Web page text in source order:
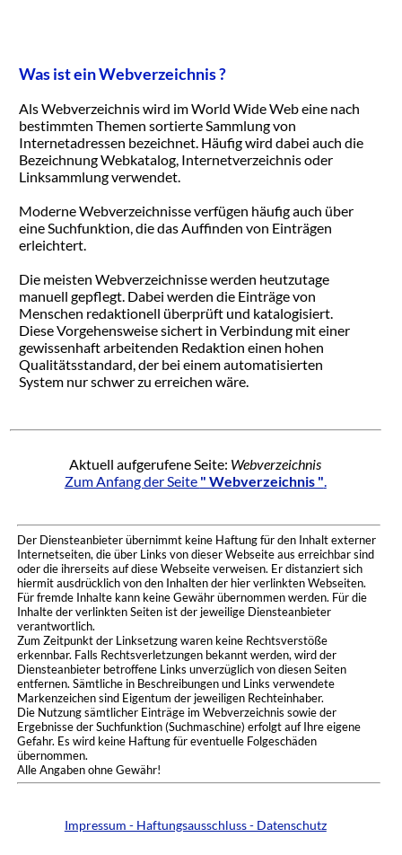
Was ist ein Webverzeichnis ?
Als Webverzeichnis wird im World Wide Web eine nach
bestimmten Themen sortierte Sammlung von
Internetadressen bezeichnet. Häufig wird dabei auch die
Bezeichnung Webkatalog, Internetverzeichnis oder
Linksammlung verwendet.
Moderne Webverzeichnisse verfügen häufig auch über
eine Suchfunktion, die das Auffinden von Einträgen
erleichtert.
Die meisten Webverzeichnisse werden heutzutage
manuell gepflegt. Dabei werden die Einträge von
Menschen redaktionell überprüft und katalogisiert.
Diese Vorgehensweise sichert in Verbindung mit einer
gewissenhaft arbeitenden Redaktion einen hohen
Qualitätsstandard, der bei einem automatisierten
System nur schwer zu erreichen wäre.
Aktuell aufgerufene Seite: Webverzeichnis
Zum Anfang der Seite " Webverzeichnis ".
Der Diensteanbieter übernimmt keine Haftung für den Inhalt externer
Internetseiten, die über Links von dieser Webseite aus erreichbar sind
oder die ihrerseits auf diese Webseite verweisen. Er distanziert sich
hiermit ausdrücklich von den Inhalten der hier verlinkten Webseiten.
Für fremde Inhalte kann keine Gewähr übernommen werden. Für die
Inhalte der verlinkten Seiten ist der jeweilige Diensteanbieter
verantwortlich.
Zum Zeitpunkt der Linksetzung waren keine Rechtsverstöße
erkennbar. Falls Rechtsverletzungen bekannt werden, wird der
Diensteanbieter betroffene Links unverzüglich von diesen Seiten
entfernen. Sämtliche in Beschreibungen und Links verwendete
Markenzeichen sind Eigentum der jeweiligen Rechteinhaber.
Die Nutzung sämtlicher Einträge im Webverzeichnis sowie der
Ergebnisse der Suchfunktion (Suchmaschine) erfolgt auf Ihre eigene
Gefahr. Es wird keine Haftung für eventuelle Folgeschäden
übernommen.
Alle Angaben ohne Gewähr!
Impressum - Haftungsausschluss - Datenschutz